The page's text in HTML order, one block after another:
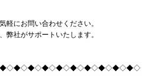
軽にお問い合わせください。
弊社がサポートいたします。